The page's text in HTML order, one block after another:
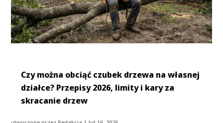
Czy można obciąć czubek drzewa na własnej
działce? Przepisy 2026, limity i kary za
skracanie drzew